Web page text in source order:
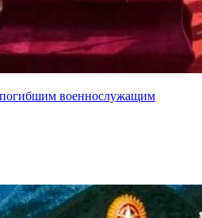
военнослужащим